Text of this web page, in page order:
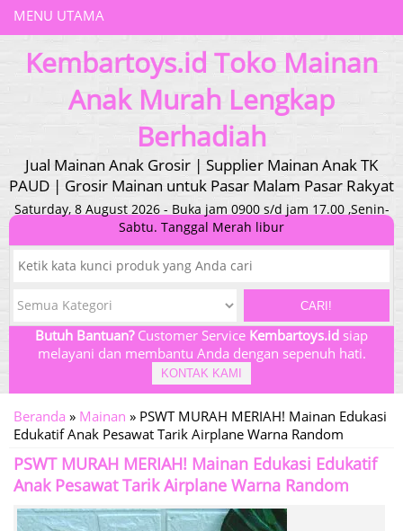
MENU UTAMA
Kembartoys.id Toko Mainan
Anak Murah Lengkap
Berhadiah
Jual Mainan Anak Grosir | Supplier Mainan Anak TK
PAUD | Grosir Mainan untuk Pasar Malam Pasar Rakyat
Saturday, 8 August 2026 - Buka jam 0900 s/d jam 17.00 ,Senin-
Sabtu. Tanggal Merah libur
CARI!
Butuh Bantuan?Customer Service Kembartoys.id siap
melayani dan membantu Anda dengan sepenuh hati.
KONTAK KAMI
Beranda » Mainan » PSWT MURAH MERIAH! Mainan Edukasi
Edukatif Anak Pesawat Tarik Airplane Warna Random
PSWT MURAH MERIAH! Mainan Edukasi Edukatif
Anak Pesawat Tarik Airplane Warna Random